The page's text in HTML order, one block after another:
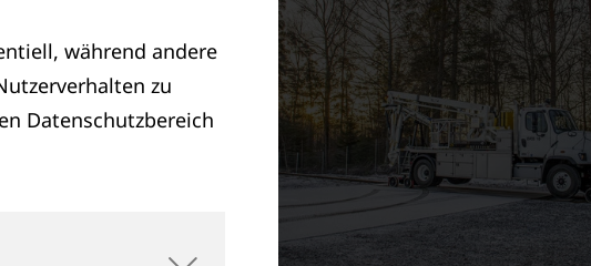
während andere
zu
Datenschutzbereich